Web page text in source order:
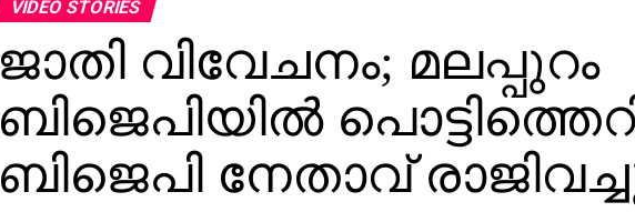
VIDEO STORIES
ജാതി വിവേചനം; മലപ്പുറം
ബിജെപിയില്‍
ബിജെപി നേതാവ്